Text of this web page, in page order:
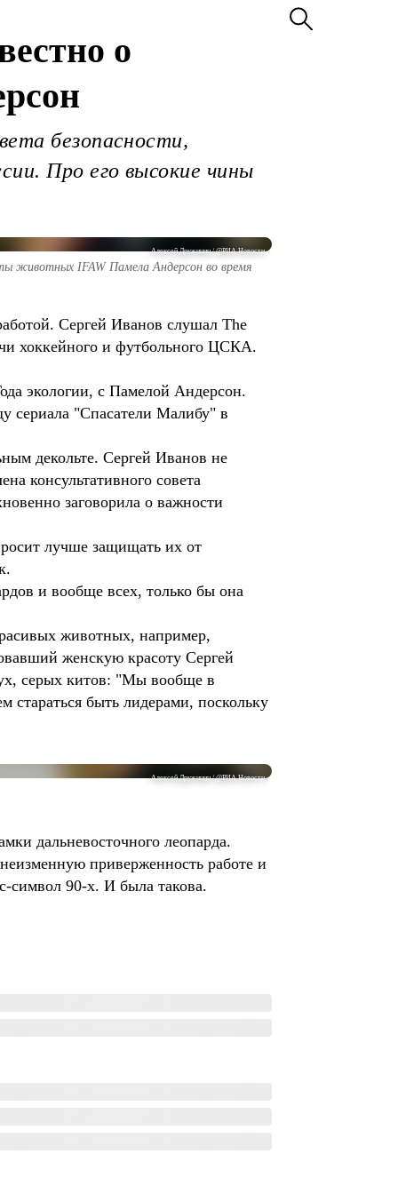
о
безопасности,
Про его высокие чины
Алексей Дружинин / @РИА Новости
животных IFAW Памела Андерсон во время
Сергей Иванов слушал The
хоккейного и футбольного ЦСКА.
экологии, с Памелой Андерсон.
сериала "Спасатели Малибу" в
декольте. Сергей Иванов не
консультативного совета
заговорила о важности
лучше защищать их от
и вообще всех, только бы она
животных, например,
женскую красоту Сергей
серых китов: "Мы вообще в
стараться быть лидерами, поскольку
Алексей Дружинин / @РИА Новости
дальневосточного леопарда.
приверженность работе и
символ 90-х. И была такова.